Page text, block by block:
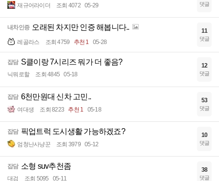
재규어라이더 조회 4072 05-29 댓글
내차인증 오래된 차지만 인증 해봅니다..
레골라스 조회 4759 추천 1 05-28
11
댓글
잡담 S클이랑 7시리즈 뭐가 더 좋음?
닉뭐로할 조회 4845 05-18
12
댓글
잡담 6천만원대 신차 고민..
여대생 조회 8223 추천 1 05-18
53
댓글
잡담 픽업트럭 도시생활 가능하겠죠?
엄청난사냥꾼 조회 3979 05-12
10
댓글
잡담 소형 suv추천좀
대검 조회 5095 05-11
38
댓글